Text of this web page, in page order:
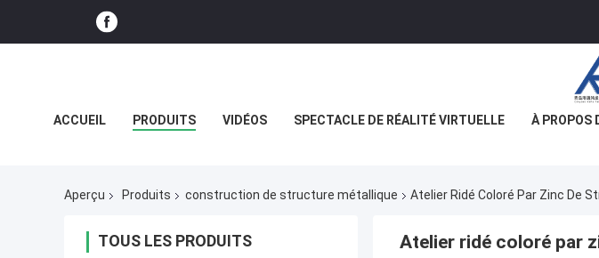
ACCUEIL PRODUITS VIDÉOS SPECTACLE DE RÉALITÉ VIRTUELLE À PROPOS
Aperçu Produits construction de structure métallique Atelier Ridé Coloré Par Zinc De
TOUS LES PRODUITS
Atelier ridé coloré par